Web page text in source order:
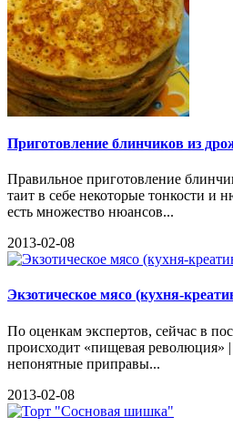
Приготовление блинчиков из
Правильное приготовление
таит в себе некоторые тонкости и
есть множество нюансов...
2013-02-08
Экзотическое мясо (кухня-
По оценкам экспертов, сейчас в
происходит «пищевая революция»
непонятные приправы...
2013-02-08